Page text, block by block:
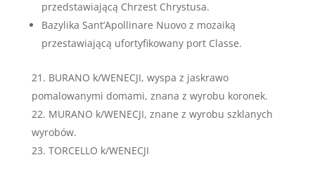
przedstawiającą Chrzest Chrystusa.
Bazylika Sant’Apollinare Nuovo z mozaiką
przestawiającą ufortyfikowany port Classe.
BURANO k/WENECJI, wyspa z jaskrawo
pomalowanymi domami, znana z wyrobu koronek.
MURANO k/WENECJI, znane z wyrobu szklanych
wyrobów.
TORCELLO k/WENECJI